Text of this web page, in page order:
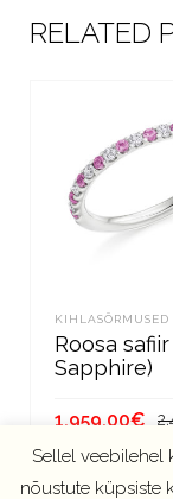
RELATED
KIHLASÕRMUSED
Roosa
Sapphire)
1,959.00€
Sellel veebilehel
nõustute küpsiste